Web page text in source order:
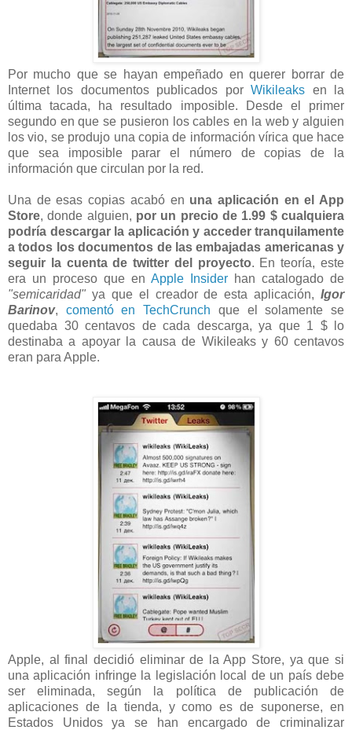
Por mucho que se hayan empeñado en querer borrar de
Internet los documentos publicados porWikileaks en la
última tacada, ha resultado imposible. Desde el primer
segundo en que se pusieron los cables en la web y alguien
los vio, se produjo una copia de información vírica que hace
que sea imposible parar el número de copias de la
información que circulan por la red.
Una de esas copias acabó en una aplicación en el App
Store, donde alguien, por un precio de 1.99 $ cualquiera
podría descargar la aplicación y acceder tranquilamente
a todos los documentos de las embajadas americanas y
seguir la cuenta de twitter del proyecto. En teoría, este
era un proceso que en Apple Insider han catalogado de
"semicaridad" ya que el creador de esta aplicación, Igor
Barinov, comentó en TechCrunch que el solamente se
quedaba 30 centavos de cada descarga, ya que 1 $ lo
destinaba a apoyar la causa de Wikileaks y 60 centavos
eran para Apple.
Apple, al final decidió eliminar de la App Store, ya que si
una aplicación infringe la legislación local de un país debe
ser eliminada, según la política de publicación de
aplicaciones de la tienda, y como es de suponerse, en
Estados Unidos ya se han encargado de criminalizar